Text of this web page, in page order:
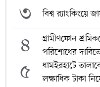
৩ বিশ্ব র‍্যাংকিংয়ে
৪
গ্রামীণফোন
পরিশোধের
৫
ধামইরহাটে
লক্ষাধিক টাকা